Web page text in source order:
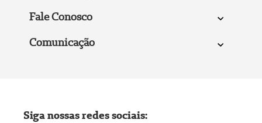
Fale Conosco
Comunicação
Siga nossas redes sociais: